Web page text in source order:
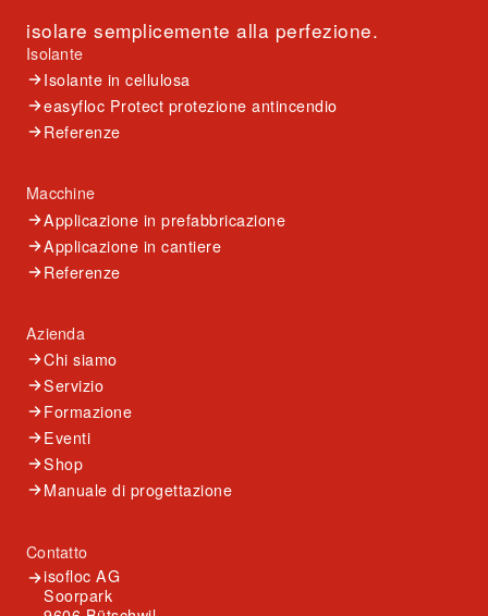
isolare semplicemente alla perfezione.
Isolante
Isolante in cellulosa
easyfloc Protect protezione antincendio
Referenze
Macchine
Applicazione in prefabbricazione
Applicazione in cantiere
Referenze
Azienda
Chi siamo
Servizio
Formazione
Eventi
Shop
Manuale di progettazione
Contatto
isofloc AG
Soorpark